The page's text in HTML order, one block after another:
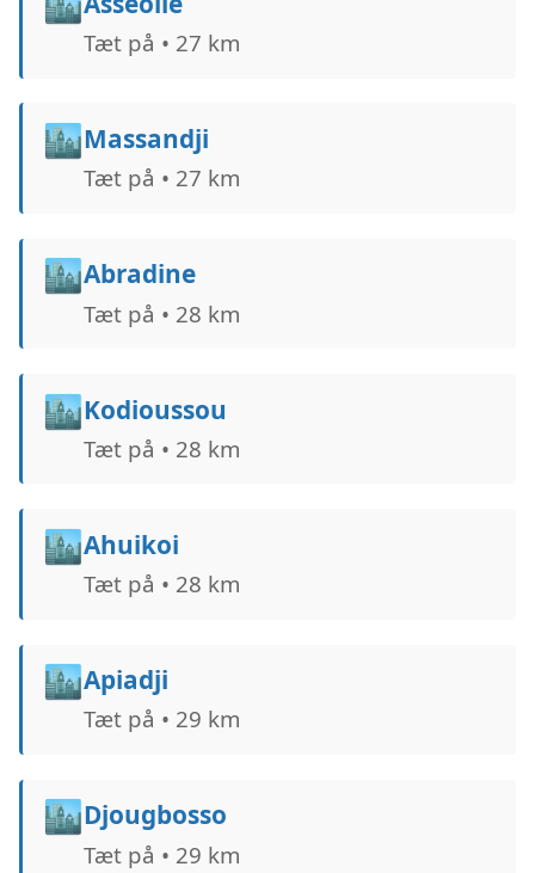
Tæt på • 27 km
🏙️Massandji
Tæt på • 27 km
🏙️Abradine
Tæt på • 28 km
🏙️Kodioussou
Tæt på • 28 km
🏙️Ahuikoi
Tæt på • 28 km
🏙️Apiadji
Tæt på • 29 km
🏙️Djougbosso
Tæt på • 29 km